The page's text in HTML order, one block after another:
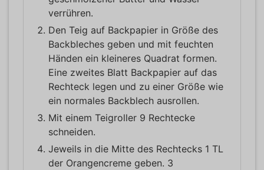
verrühren.
Den Teig auf Backpapier in Größe des
Backbleches geben und mit feuchten
Händen ein kleineres Quadrat formen.
Eine zweites Blatt Backpapier auf das
Rechteck legen und zu einer Größe wie
ein normales Backblech ausrollen.
Mit einem Teigroller 9 Rechtecke
schneiden.
Jeweils in die Mitte des Rechtecks 1 TL
der Orangencreme geben. 3